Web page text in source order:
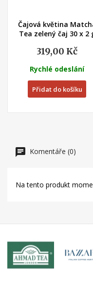
Čajová květina
Tea zelený čaj 30 x 2
319,00 Kč
Rychlé odeslání
Přidat do košíku
Komentáře (0)
Na tento produkt